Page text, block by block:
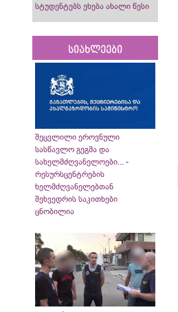
სტუდენტებს ეხება ახალი წესი
სიახლეები
შეცვლილი ეროვნული
სასწავლო გეგმა და
სახელმძღვანელოები... -
რესურსცენტრების
ხელმძღვანელებთან
შეხვედრის საკითხები
ცნობილია